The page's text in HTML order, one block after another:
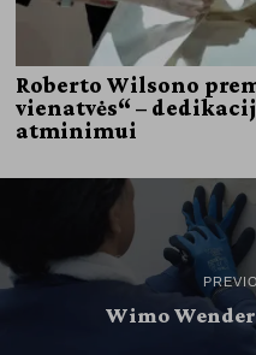
Roberto Wilsono
vienatvės“ –
atminimui
Wimo